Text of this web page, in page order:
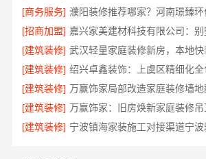
[商务服务]
[招商加盟]
[建筑装修]
[建筑装修] 绍兴卓鑫装饰：上虞区精细化
[建筑装修] 万赢饰家局部改造家庭装修墙
[建筑装修] 万赢饰家：旧房焕新家庭装修吊
[建筑装修]